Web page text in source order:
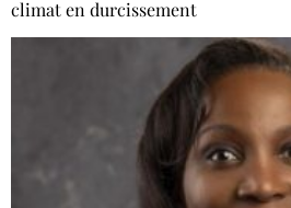
climat en durcissement